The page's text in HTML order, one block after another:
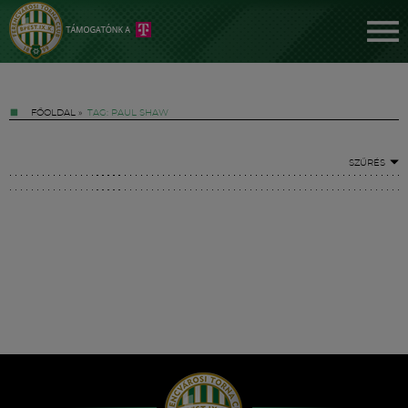
FŐOLDAL » TAG: PAUL SHAW
SZŰRÉS
Hírek